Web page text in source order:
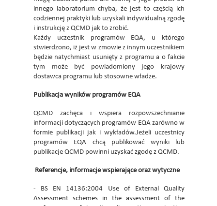
innego laboratorium chyba, że jest to częścią ich
codziennej praktyki lub uzyskali indywidualną zgodę
i instrukcję z QCMD jak to zrobić.
Każdy uczestnik programów EQA, u którego
stwierdzono, iż jest w zmowie z innym uczestnikiem
będzie natychmiast usunięty z programu a o fakcie
tym może być powiadomiony jego krajowy
dostawca programu lub stosowne władze.
Publikacja wyników programów EQA
QCMD zachęca i wspiera rozpowszechnianie
informacji dotyczących programów EQA zarówno w
formie publikacji jak i wykładów.Jeżeli uczestnicy
programów EQA chcą publikować wyniki lub
publikacje QCMD powinni uzyskać zgodę z QCMD.
Referencje, informacje wspierające oraz wytyczne
- BS EN 14136:2004 Use of External Quality
Assessment schemes in the assessment of the